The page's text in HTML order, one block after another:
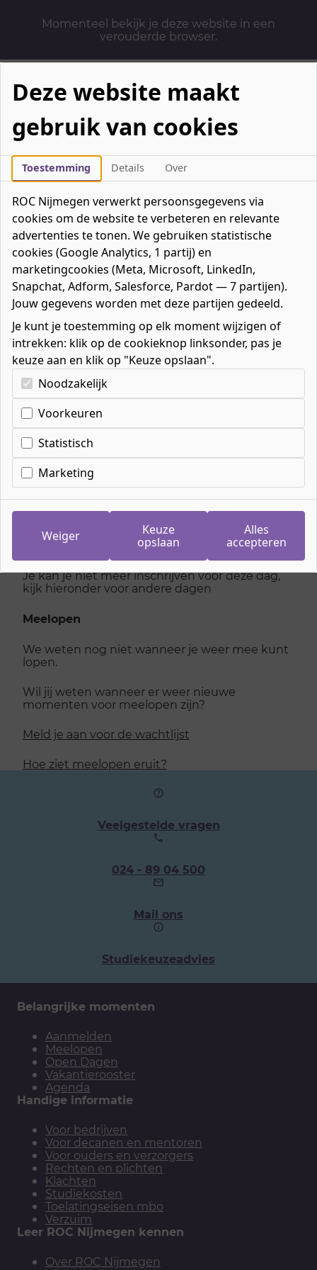
Momenteel bekijk je deze website in een
verouderde browser.
Mbo-opleidingen
Werken & Leren
Mavo / havo / vwo
Contact
Over ons
Bedrijven
Favorieten0favorieten
Mijn ROC
Zoeken
Inschrijven
meeloopdag
Begeleider
maatschappelijke zorg
maandag 17 november 2025
Je kan je niet meer inschrijven voor deze dag,
kijk hieronder voor andere dagen
Meelopen
We weten nog niet wanneer je weer mee kunt
lopen.
Wil jij weten wanneer er weer nieuwe
momenten voor meelopen zijn?
Meld je aan voor de wachtlijst
Hoe ziet meelopen eruit?
Veelgestelde vragen
Ons
telefoonnummer:
024 - 89 04 500
Mail ons
Studiekeuzeadvies
Belangrijke momenten
Aanmelden
Meelopen
Open Dagen
Vakantierooster
Agenda
Handige informatie
Voor bedrijven
Voor decanen en mentoren
Voor ouders en verzorgers
Rechten en plichten
Klachten
Studiekosten
Toelatingseisen mbo
Verzuim
Leer ROC Nijmegen kennen
Over ROC Nijmegen
Deze website maakt
gebruik van cookies
Toestemming Details Over
ROC Nijmegen verwerkt persoonsgegevens via
cookies om de website te verbeteren en relevante
advertenties te tonen. We gebruiken statistische
cookies (Google Analytics, 1 partij) en
marketingcookies (Meta, Microsoft, LinkedIn,
Snapchat, Adform, Salesforce, Pardot — 7 partijen).
Jouw gegevens worden met deze partijen gedeeld.
Je kunt je toestemming op elk moment wijzigen of
intrekken: klik op de cookieknop linksonder, pas je
keuze aan en klik op "Keuze opslaan".
Kies uw cookie-voorkeuren
Noodzakelijk
Voorkeuren
Statistisch
Marketing
Weiger
Keuze
opslaan
Alles
accepteren